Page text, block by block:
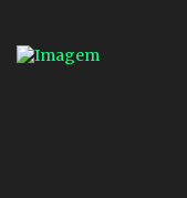
Inglaterra durante o